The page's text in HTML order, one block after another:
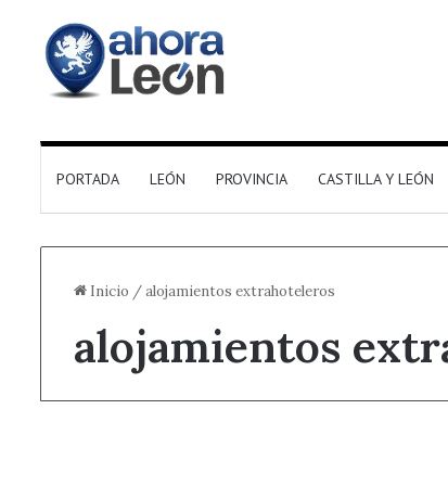
PORTADA LEÓN PROVINCIA CASTILLA Y LEÓN
Inicio /alojamientos extrahoteleros
alojamientos